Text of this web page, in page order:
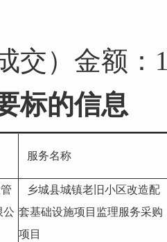
交）金额：
标的信息
服务名称
公
乡城县城镇老旧小区改造配
套基础设施项目监理服务采购
项目